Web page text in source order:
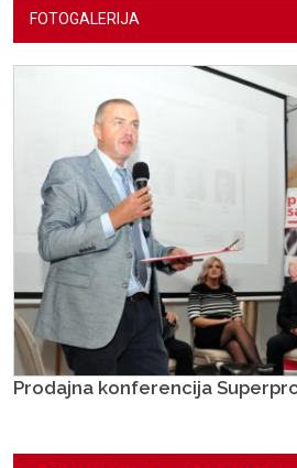
FOTOGALERIJA
Prodajna konferencija